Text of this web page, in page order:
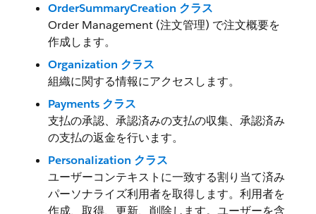
OrderSummaryCreation クラス
Order Management (注文管理) で注文概要を
作成します。
Organization クラス
組織に関する情報にアクセスします。
Payments クラス
支払の承認、承認済みの支払の収集、承認済み
の支払の返金を行います。
Personalization クラス
ユーザーコンテキストに一致する割り当て済み
パーソナライズ利用者を取得します。利用者を
作成、取得、更新、削除します。ユーザーを含